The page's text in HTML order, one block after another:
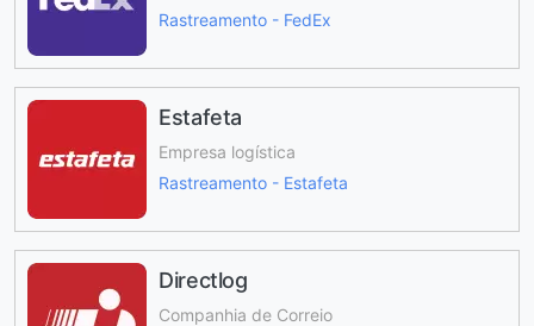
Rastreamento - FedEx
Estafeta
Empresa logística
Rastreamento - Estafeta
Directlog
Companhia de Correio